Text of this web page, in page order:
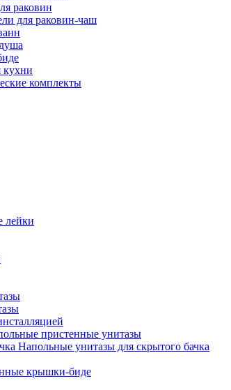
раковин
для раковин-чаш
кухни
комплекты
лейки
пристенные унитазы
Напольные унитазы для скрытого бачка
крышки-биде